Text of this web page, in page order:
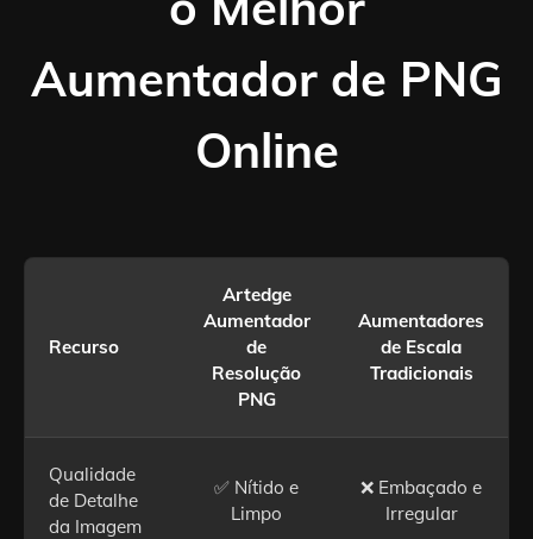
Aumentador de PNG
Online
Recurso
Artedge
Aumentador
de
Resolução
PNG
Aumentadores
de Escala
Tradicionais
Qualidade
de Detalhe
da Imagem
✅ Nítido e
Limpo
❌ Embaçado e
Irregular